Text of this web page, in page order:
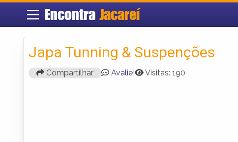
Encontra Jacareí
Japa Tunning & Suspenções
Compartilhar Avalie! Visitas: 190